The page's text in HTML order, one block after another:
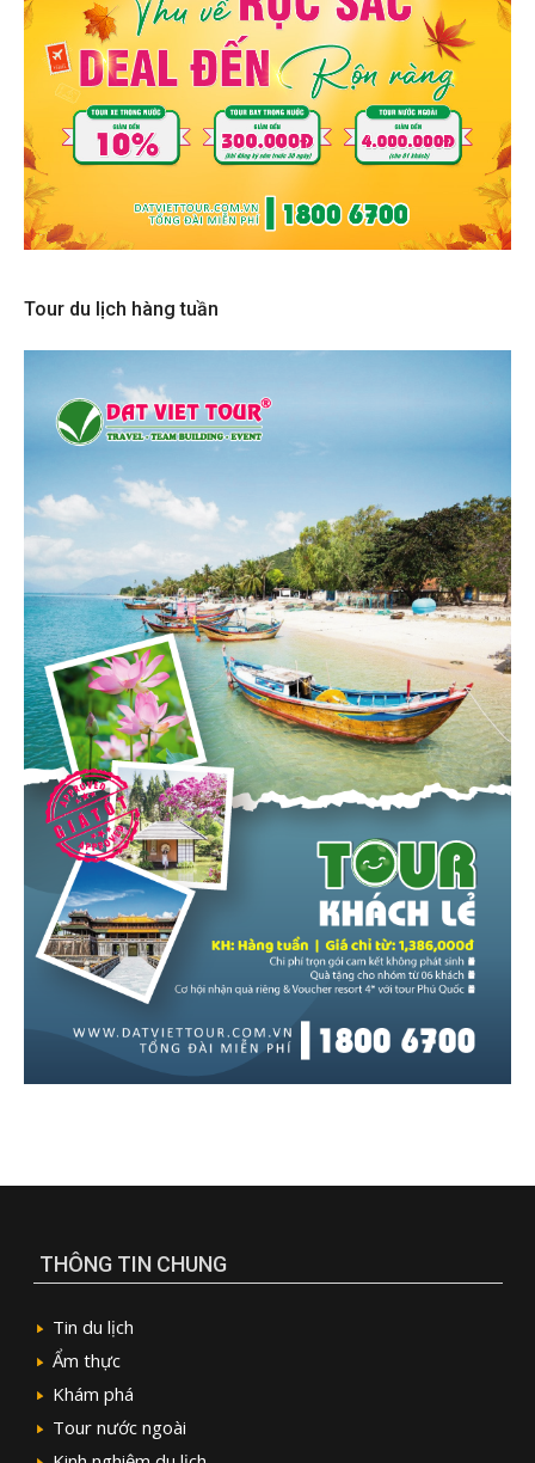
Tour du lịch hàng tuần
THÔNG TIN CHUNG
Tin du lịch
Ẩm thực
Khám phá
Tour nước ngoài